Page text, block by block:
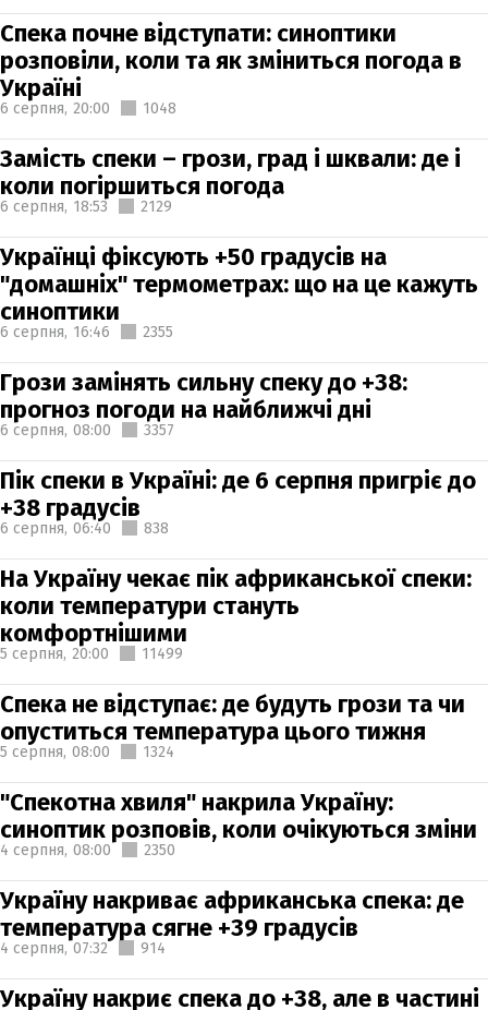
Спека почне відступати: синоптики
розповіли, коли та як зміниться погода в
Україні
6 серпня, 20:00 1048
Замість спеки – грози, град і шквали: де і
коли погіршиться погода
6 серпня, 18:53 2129
Українці фіксують +50 градусів на
"домашніх" термометрах: що на це кажуть
синоптики
6 серпня, 16:46 2355
Грози замінять сильну спеку до +38:
прогноз погоди на найближчі дні
6 серпня, 08:00 3357
Пік спеки в Україні: де 6 серпня пригріє до
+38 градусів
6 серпня, 06:40 838
На Україну чекає пік африканської спеки:
коли температури стануть
комфортнішими
5 серпня, 20:00 11499
Спека не відступає: де будуть грози та чи
опуститься температура цього тижня
5 серпня, 08:00 1324
"Спекотна хвиля" накрила Україну:
синоптик розповів, коли очікуються зміни
4 серпня, 08:00 2350
Україну накриває африканська спека: де
температура сягне +39 градусів
4 серпня, 07:32 914
Україну накриє спека до +38, але в частині